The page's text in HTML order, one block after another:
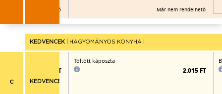
Már nem rendelhető Már nem rendelhető
KEDVENCEK | HAGYOMÁNYOS KONYHA |
C KEDVENCEK
1.905 FT
Töltött káposzta
2.015 FT